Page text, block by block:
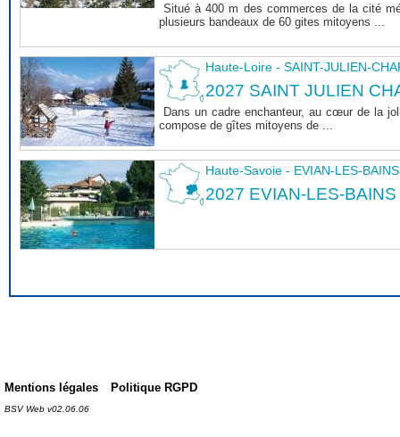
Situé à 400 m des commerces de la cité
plusieurs bandeaux de 60 gites mitoyens ...
Haute-Loire - SAINT-JULIEN-
2027 SAINT JULIEN
Dans un cadre enchanteur, au cœur de la
compose de gîtes mitoyens de ...
Haute-Savoie - EVIAN-LES-BAINS
2027 EVIAN-LES-BAINS
Mentions légales Politique RGPD
BSV Web v02.06.06